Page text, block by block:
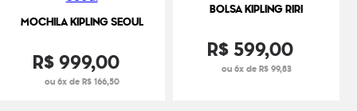
MOCHILA KIPLING SEOUL
R$999,00
ou 6x de R$ 166,50
BOLSA KIPLING RIRI
R$599,00
ou 6x de R$ 99,83